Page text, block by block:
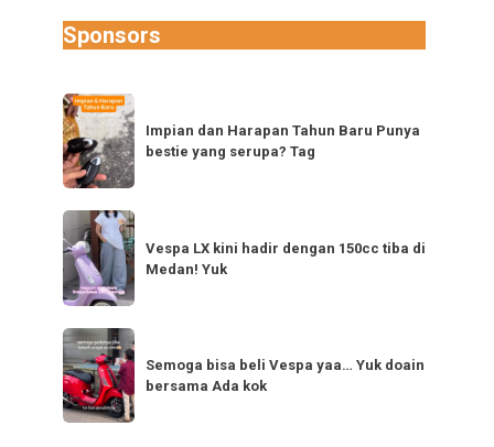
Sponsors
Impian
dan
Harapan
Tahun
Baru
Punya
bestie
yang
Tag
Impian dan Harapan Tahun Baru Punya
bestie yang serupa? Tag
Vespa
LX
kini
hadir
dengan
150cc
tiba
di
Vespa LX kini hadir dengan 150cc tiba di
Medan! Yuk
Semoga
bisa
beli
Vespa
Semoga bisa beli Vespa yaa… Yuk doain
bersama Ada kok